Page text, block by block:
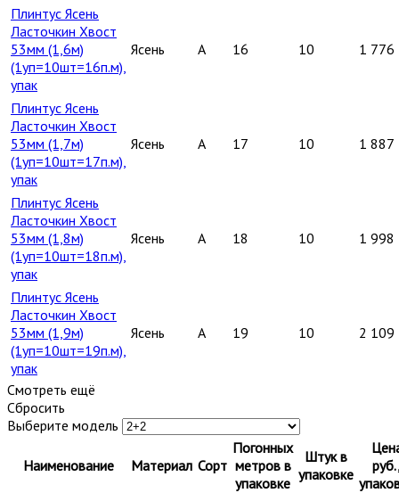
Плинтус Ясень
Ласточкин Хвост
53мм (1,6м)
(1уп=10шт=16п.м),
упак
Ясень A 16 10 1 776
Плинтус Ясень
Ласточкин Хвост
53мм (1,7м)
(1уп=10шт=17п.м),
упак
Ясень A 17 10 1 887
Плинтус Ясень
Ласточкин Хвост
53мм (1,8м)
(1уп=10шт=18п.м),
упак
Ясень A 18 10 1 998
Плинтус Ясень
Ласточкин Хвост
53мм (1,9м)
(1уп=10шт=19п.м),
упак
Ясень A 19 10 2 109
Смотреть ещё
Сбросить
Выберите модель
Наименование Материал Сорт
Погонных
метров в
упаковке
Штук в
упаковке